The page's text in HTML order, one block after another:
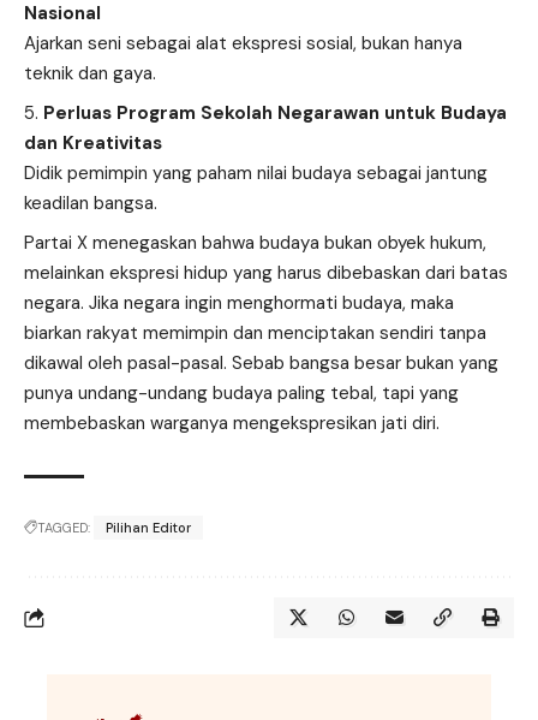
Nasional
Ajarkan seni sebagai alat ekspresi sosial, bukan hanya
teknik dan gaya.
Perluas Program Sekolah Negarawan untuk Budaya
dan Kreativitas
Didik pemimpin yang paham nilai budaya sebagai jantung
keadilan bangsa.
Partai X menegaskan bahwa budaya bukan obyek hukum,
melainkan ekspresi hidup yang harus dibebaskan dari batas
negara. Jika negara ingin menghormati budaya, maka
biarkan rakyat memimpin dan menciptakan sendiri tanpa
dikawal oleh pasal-pasal. Sebab bangsa besar bukan yang
punya undang-undang budaya paling tebal, tapi yang
membebaskan warganya mengekspresikan jati diri.
TAGGED: Pilihan Editor